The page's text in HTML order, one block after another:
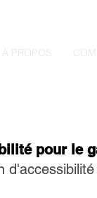
À PROPOS
pour le